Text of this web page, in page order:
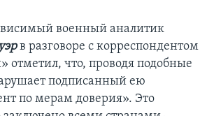
военный аналитик
в разговоре с корреспондентом
отметил, что, проводя подобные
подписанный ею
по мерам доверия». Это